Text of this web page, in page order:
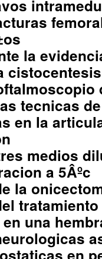
la
tecnicas
en la
medios
a 5Âºc
la
una
en